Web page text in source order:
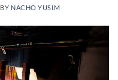
BY NACHO YUSIM